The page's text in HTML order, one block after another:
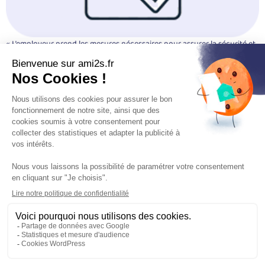
« L’employeur prend les mesures nécessaires pour assurer la sécurité et
protéger la santé physique et mentale des travailleurs. Ces mesures
comprennent :
Nos services
Sécurité incendie
Désenfumage mécanique
Portes coupe-feu
Système de supervision
Interphonie de sécurité
Sonorisation de sécurité
Infos
AMI2S 12 ter rue de
Chambourcy 78300 POISSY